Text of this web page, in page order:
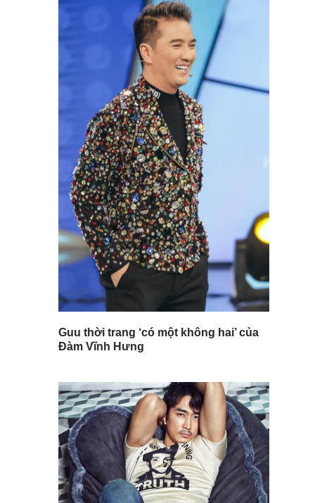
Guu thời trang ‘có một không hai’ của
Đàm Vĩnh Hưng